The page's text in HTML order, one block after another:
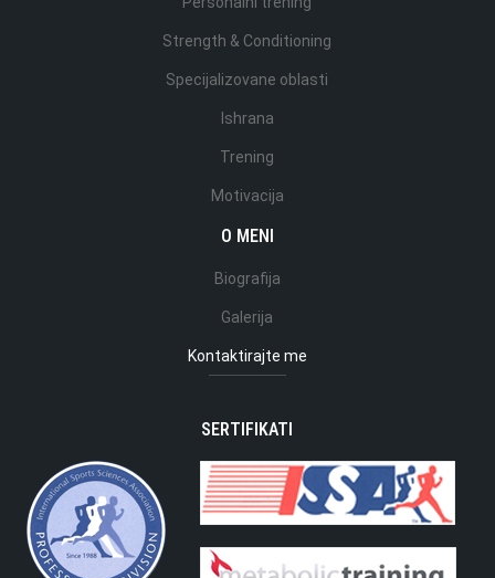
Strength & Conditioning
Specijalizovane oblasti
Ishrana
Trening
Motivacija
O MENI
Biografija
Galerija
Kontaktirajte me
SERTIFIKATI